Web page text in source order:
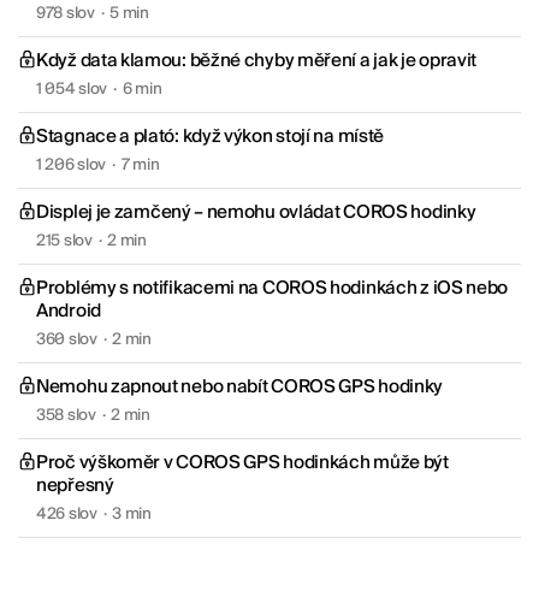
978 slov · 5 min
Když data klamou: běžné chyby měření a jak je opravit
1 054 slov · 6 min
Stagnace a plató: když výkon stojí na místě
1 206 slov · 7 min
Displej je zamčený – nemohu ovládat COROS hodinky
215 slov · 2 min
Problémy s notifikacemi na COROS hodinkách z iOS nebo
Android
360 slov · 2 min
Nemohu zapnout nebo nabít COROS GPS hodinky
358 slov · 2 min
Proč výškoměr v COROS GPS hodinkách může být
nepřesný
426 slov · 3 min